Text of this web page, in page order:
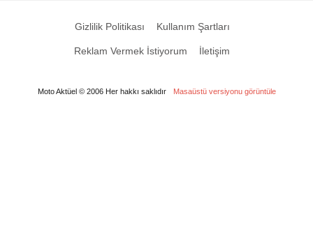
Gizlilik Politikası Kullanım Şartları
Reklam Vermek İstiyorum İletişim
Moto Aktüel © 2006 Her hakkı saklıdır Masaüstü versiyonu görüntüle